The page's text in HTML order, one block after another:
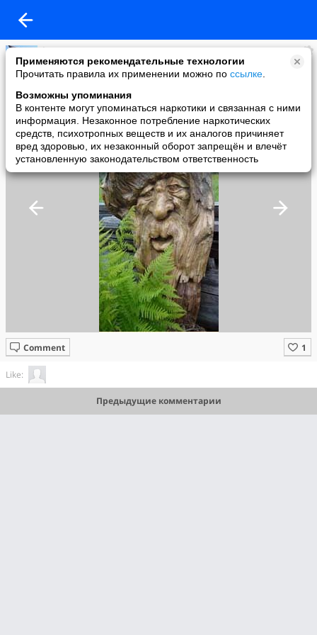
Применяются рекомендательные технологии
Прочитать правила их применении можно по ссылке
Возможны упоминания
В контенте могут упоминаться наркотики и связанная с ними
информация. Незаконное потребление наркотических
средств, психотропных веществ и их аналогов причиняет
вред здоровью, их незаконный оборот запрещён и влечёт
установленную законодательством ответственность
l p s p
added a photo
11 Sep в 14:17
Comment
Like:
Предыдущие комментарии